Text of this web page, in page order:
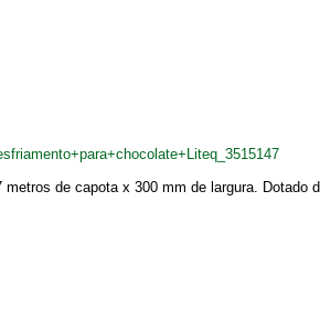
de capota x 300 mm de largura.